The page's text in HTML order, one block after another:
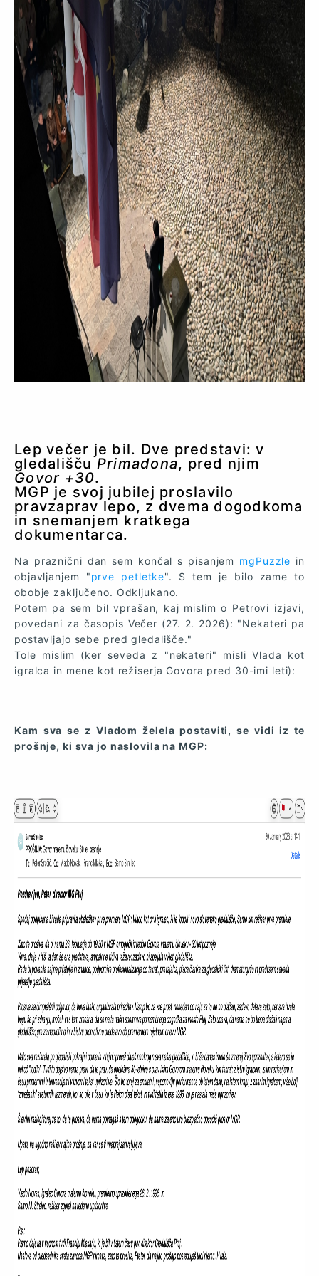
Lep večer je bil. Dve predstavi: v
gledališču Primadona, pred njim
Govor +30.
MGP je svoj jubilej proslavilo
pravzaprav lepo, z dvema dogodkoma
in snemanjem kratkega
dokumentarca.
Na praznični dan sem končal s pisanjem mgPuzzle in
objavljanjem "prve petletke". S tem je bilo zame to
obobje zaključeno. Odkljukano.
Potem pa sem bil vprašan, kaj mislim o Petrovi izjavi,
povedani za časopis Večer (27. 2. 2026): "Nekateri pa
postavljajo sebe pred gledališče."
Tole mislim (ker seveda z "nekateri" misli Vlada kot
igralca in mene kot režiserja Govora pred 30-imi leti):
Kam sva se z Vladom želela postaviti, se vidi iz te
prošnje, ki sva jo naslovila na MGP: